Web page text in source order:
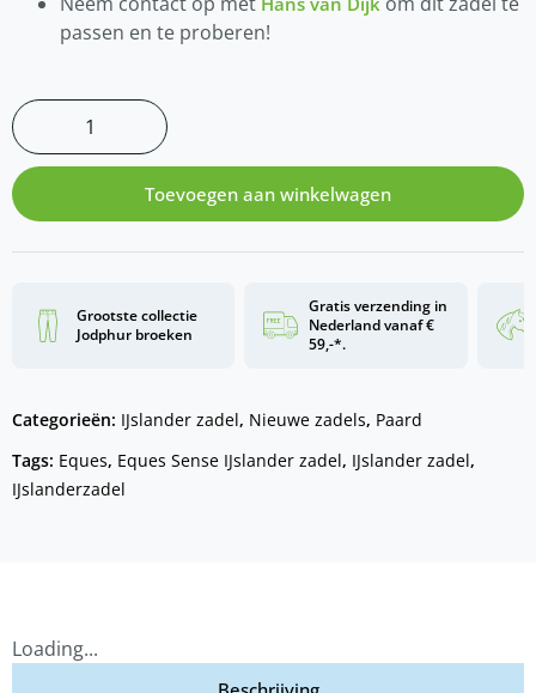
passen en te proberen!
Toevoegen aan winkelwagen
Grootste collectie
Jodphur broeken
Gratis verzending in
Nederland vanaf €
59,-*.
Categorieën: IJslander zadel, Nieuwe zadels, Paard
Tags: Eques, Eques Sense IJslander zadel, IJslander zadel,
IJslanderzadel
Loading...